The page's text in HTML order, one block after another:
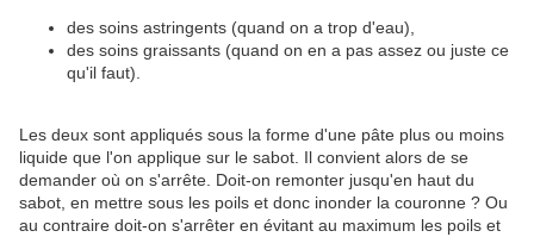
des soins astringents (quand on a trop d'eau),
des soins graissants (quand on en a pas assez ou juste ce
qu'il faut).
Les deux sont appliqués sous la forme d'une pâte plus ou moins
liquide que l'on applique sur le sabot. Il convient alors de se
demander où on s'arrête. Doit-on remonter jusqu'en haut du
sabot, en mettre sous les poils et donc inonder la couronne ? Ou
au contraire doit-on s'arrêter en évitant au maximum les poils et